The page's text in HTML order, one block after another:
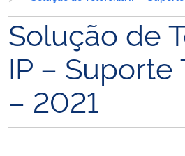
Solução de
IP – Suporte
– 2021